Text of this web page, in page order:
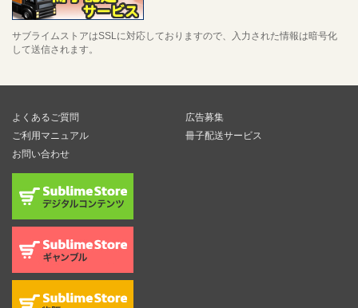
サブライムストアはSSLに対応しておりますので、入力された情報は暗号化
して送信されます。
よくあるご質問
ご利用マニュアル
お問い合わせ
広告募集
冊子配送サービス